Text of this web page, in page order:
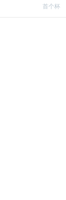
首个杯